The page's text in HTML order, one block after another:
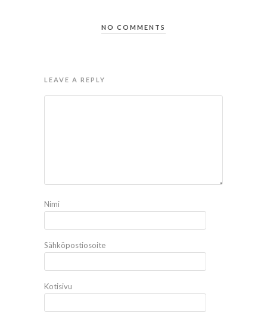
NO COMMENTS
LEAVE A REPLY
Nimi
Sähköpostiosoite
Kotisivu